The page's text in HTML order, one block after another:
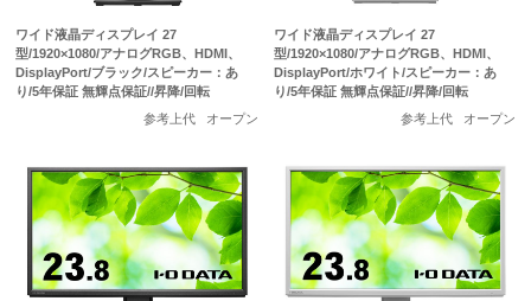
ワイド液晶ディスプレイ 27
型/1920×1080/アナログRGB、HDMI、
DisplayPort/ブラック/スピーカー：あ
り/5年保証 無輝点保証//昇降/回転
参考上代
オープン
ワイド液晶ディスプレイ 27
型/1920×1080/アナログRGB、HDMI、
DisplayPort/ホワイト/スピーカー：あ
り/5年保証 無輝点保証//昇降/回転
参考上代
オープン